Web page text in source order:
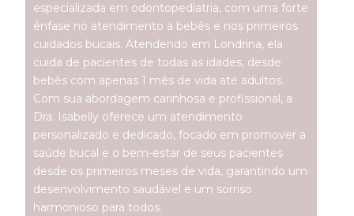
especializada em odontopediatria, com uma forte
ênfase no atendimento a bebês e nos primeiros
cuidados bucais. Atendendo em Londrina, ela
cuida de pacientes de todas as idades, desde
bebês com apenas 1 mês de vida até adultos.
Com sua abordagem carinhosa e profissional, a
Dra. Isabelly oferece um atendimento
personalizado e dedicado, focado em promover a
saúde bucal e o bem-estar de seus pacientes
desde os primeiros meses de vida, garantindo um
desenvolvimento saudável e um sorriso
harmonioso para todos.